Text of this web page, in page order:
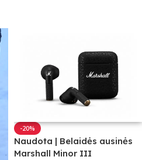
-20%
Naudota | Belaidės ausinės
Marshall Minor III